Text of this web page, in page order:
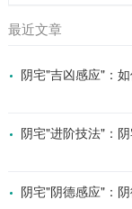
最近文章
阴宅"吉凶感应"：
阴宅"进阶技法"：
阴宅"阴德感应"：